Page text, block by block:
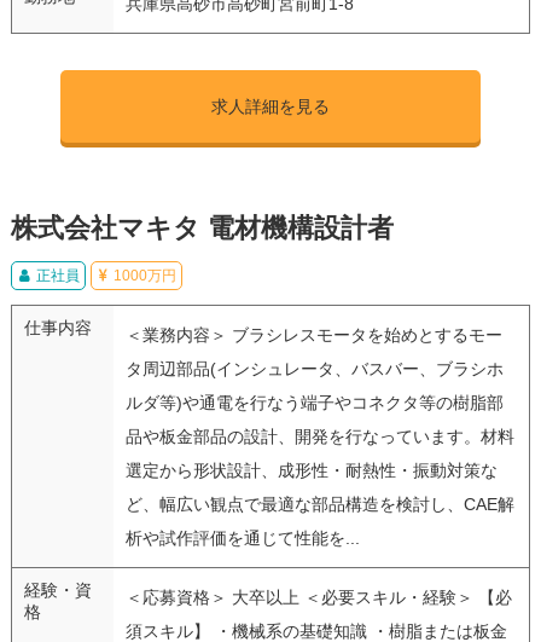
求人詳細を見る
株式会社マキタ 電材機構設計者
正社員 1000万円
仕事内容
＜業務内容＞ ブラシレスモータを始めとするモー
タ周辺部品(インシュレータ、バスバー、ブラシホ
ルダ等)や通電を行なう端子やコネクタ等の樹脂部
品や板金部品の設計、開発を行なっています。材料
選定から形状設計、成形性・耐熱性・振動対策な
ど、幅広い観点で最適な部品構造を検討し、CAE解
析や試作評価を通じて性能を...
経験・資
格
＜応募資格＞ 大卒以上 ＜必要スキル・経験＞ 【必
須スキル】 ・機械系の基礎知識 ・樹脂または板金